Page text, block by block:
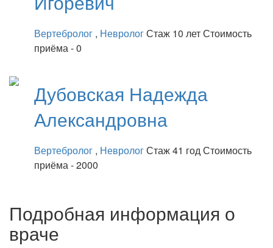
Вертебролог , НеврологСтаж 10 летСтоимость
приёма - 0
Дубовская Надежда
Александровна
Вертебролог , НеврологСтаж 41 год Стоимость
приёма - 2000
Подробная информация о
враче